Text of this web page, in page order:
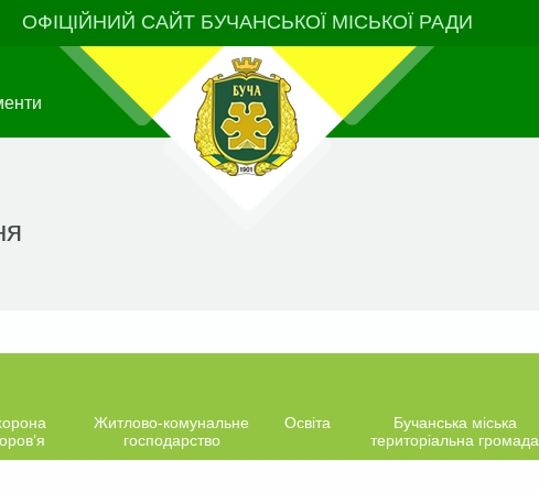
ОФІЦІЙНИЙ САЙТ БУЧАНСЬКОЇ МІСЬКОЇ РАДИ
Житлово-комунальне
господарство
Освіта
Бучанська міська
територіальна громада